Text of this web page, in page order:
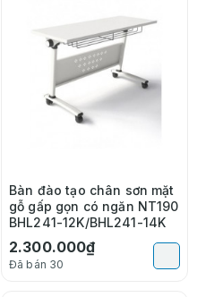
Bàn đào tạo chân sơn mặt
gỗ gấp gọn có ngăn NT190
BHL241-12K/BHL241-14K
2.300.000₫
Đã bán 30